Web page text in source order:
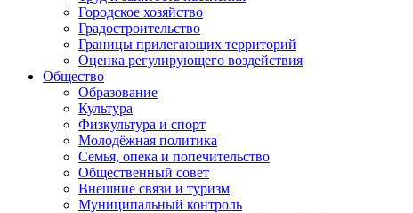
Городское хозяйство
Градостроительство
Границы прилегающих территорий
Оценка регулирующего воздействия
Общество
Образование
Культура
Физкультура и спорт
Молодёжная политика
Семья, опека и попечительство
Общественный совет
Внешние связи и туризм
Муниципальный контроль